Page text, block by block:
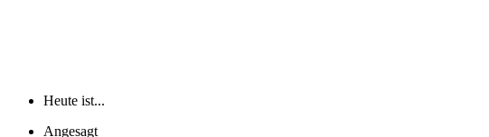
Heute ist...
Angesagt